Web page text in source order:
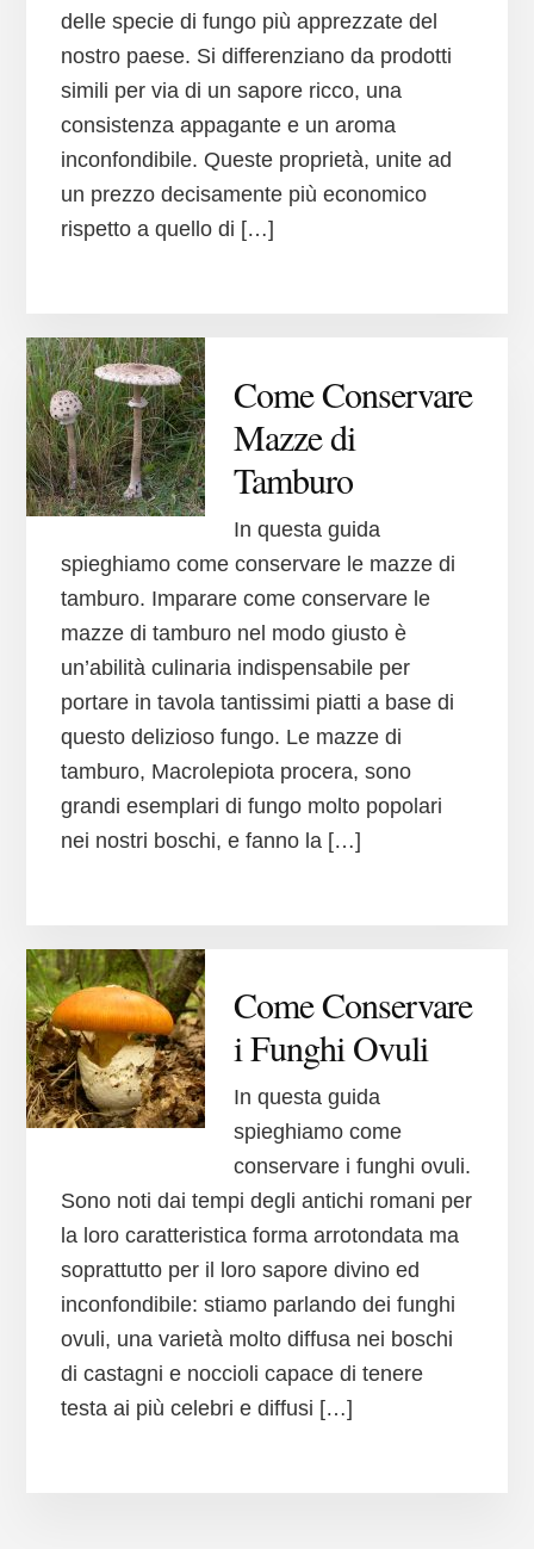
delle specie di fungo più apprezzate del
nostro paese. Si differenziano da prodotti
simili per via di un sapore ricco, una
consistenza appagante e un aroma
inconfondibile. Queste proprietà, unite ad
un prezzo decisamente più economico
rispetto a quello di […]
Come Conservare
Mazze di
Tamburo
In questa guida
spieghiamo come conservare le mazze di
tamburo. Imparare come conservare le
mazze di tamburo nel modo giusto è
un’abilità culinaria indispensabile per
portare in tavola tantissimi piatti a base di
questo delizioso fungo. Le mazze di
tamburo, Macrolepiota procera, sono
grandi esemplari di fungo molto popolari
nei nostri boschi, e fanno la […]
Come Conservare
i Funghi Ovuli
In questa guida
spieghiamo come
conservare i funghi ovuli.
Sono noti dai tempi degli antichi romani per
la loro caratteristica forma arrotondata ma
soprattutto per il loro sapore divino ed
inconfondibile: stiamo parlando dei funghi
ovuli, una varietà molto diffusa nei boschi
di castagni e noccioli capace di tenere
testa ai più celebri e diffusi […]